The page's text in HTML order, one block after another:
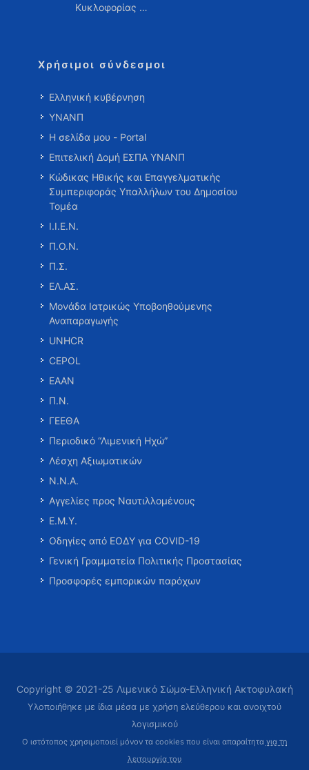
Κυκλοφορίας …
Χρήσιμοι σύνδεσμοι
Ελληνική κυβέρνηση
ΥΝΑΝΠ
Η σελίδα μου - Portal
Επιτελική Δομή ΕΣΠΑ ΥΝΑΝΠ
Κώδικας Ηθικής και Επαγγελματικής
Συμπεριφοράς Υπαλλήλων του Δημοσίου
Τομέα
Ι.Ι.Ε.Ν.
Π.Ο.Ν.
Π.Σ.
ΕΛ.ΑΣ.
Μονάδα Ιατρικώς Υποβοηθούμενης
Αναπαραγωγής
UNHCR
CEPOL
ΕΑΑΝ
Π.Ν.
ΓΕΕΘΑ
Περιοδικό “Λιμενική Ηχώ”
Λέσχη Αξιωματικών
Ν.Ν.Α.
Αγγελίες προς Ναυτιλλομένους
Ε.Μ.Υ.
Οδηγίες από ΕΟΔΥ για COVID-19
Γενική Γραμματεία Πολιτικής Προστασίας
Προσφορές εμπορικών παρόχων
Copyright © 2021-25 Λιμενικό Σώμα-Ελληνική Ακτοφυλακή
Υλοποιήθηκε με ίδια μέσα με χρήση ελεύθερου και ανοιχτού
λογισμικού
Ο ιστότοπος χρησιμοποιεί μόνον τα cookies που είναι απαραίτητα για τη
λειτουργία του